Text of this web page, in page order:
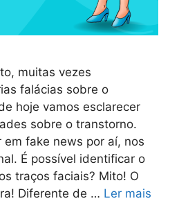
muitas vezes
falácias sobre o
hoje vamos esclarecer
sobre o transtorno.
em fake news por aí, nos
É possível identificar o
traços faciais? Mito! O
Diferente de … Ler mais